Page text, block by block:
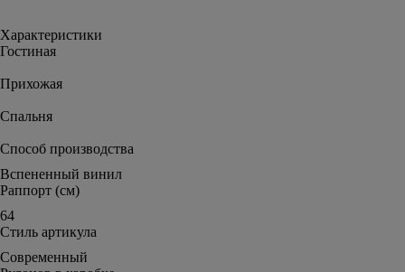
Характеристики
Гостиная
Прихожая
Спальня
Способ производства
Вспененный винил
Раппорт (см)
64
Стиль артикула
Современный